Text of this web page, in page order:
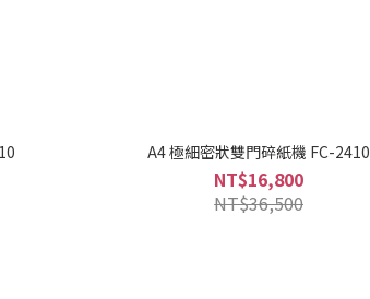
A4 極細密狀雙門碎紙機 FC-2410
NT$16,800
NT$36,500